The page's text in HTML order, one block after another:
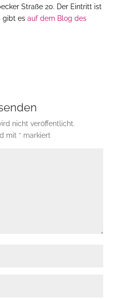
Straße 20. Der Eintritt ist
gibt es auf dem Blog des
nicht veröffentlicht.
mit * markiert